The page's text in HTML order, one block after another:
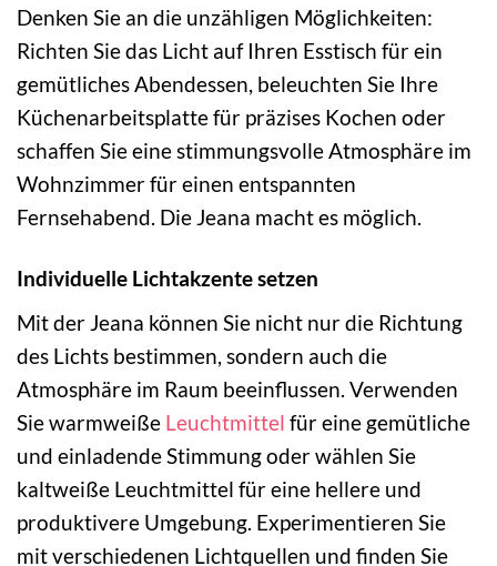
Denken Sie an die unzähligen Möglichkeiten:
Richten Sie das Licht auf Ihren Esstisch für ein
gemütliches Abendessen, beleuchten Sie Ihre
Küchenarbeitsplatte für präzises Kochen oder
schaffen Sie eine stimmungsvolle Atmosphäre im
Wohnzimmer für einen entspannten
Fernsehabend. Die Jeana macht es möglich.
Individuelle Lichtakzente setzen
Mit der Jeana können Sie nicht nur die Richtung
des Lichts bestimmen, sondern auch die
Atmosphäre im Raum beeinflussen. Verwenden
Sie warmweiße Leuchtmittel für eine gemütliche
und einladende Stimmung oder wählen Sie
kaltweiße Leuchtmittel für eine hellere und
produktivere Umgebung. Experimentieren Sie
mit verschiedenen Lichtquellen und finden Sie